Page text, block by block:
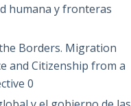
humana y fronteras
Borders. Migration
and Citizenship from a
0